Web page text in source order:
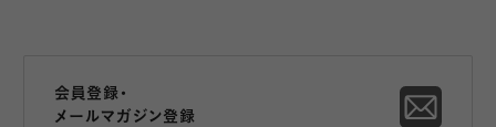
会員登録・
メールマガジン登録